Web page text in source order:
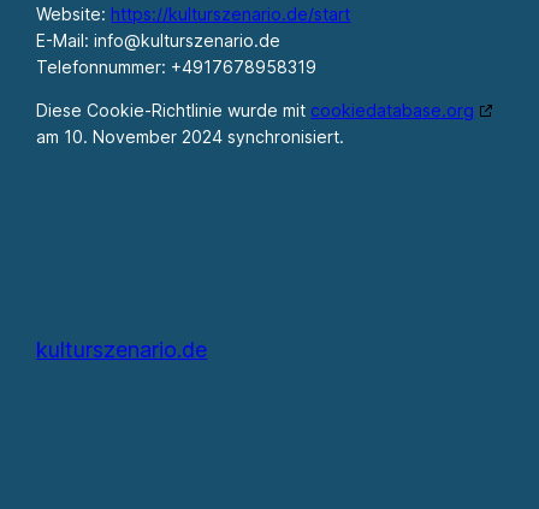
Website: https://kulturszenario.de/start
E-Mail:info@kulturszenario.de
Telefonnummer: +4917678958319
Diese Cookie-Richtlinie wurde mit cookiedatabase.org
am 10. November 2024 synchronisiert.
kulturszenario.de